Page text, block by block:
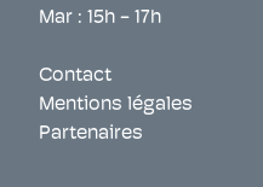
Mar : 15h - 17h
Contact
Mentions légales
Partenaires